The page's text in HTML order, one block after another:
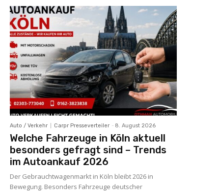
Auto / Verkehr Carpr Presseverteiler - 8. August 2026
Welche Fahrzeuge in Köln aktuell
besonders gefragt sind – Trends
im Autoankauf 2026
Der Gebrauchtwagenmarkt in Köln bleibt 2026 in
Bewegung. Besonders Fahrzeuge deutscher